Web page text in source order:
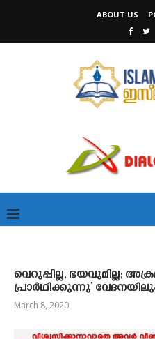
ABOUT US
വെറുപ്പില്ല, ഭയവുമില്ല;
പ്രാർഥിക്കുന്നു’
March 8, 2020